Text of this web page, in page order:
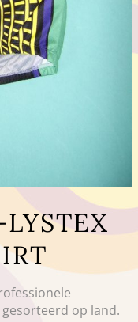
op land.